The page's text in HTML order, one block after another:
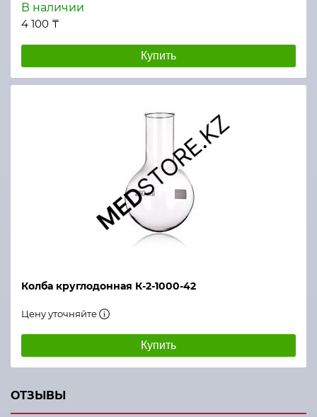
В наличии
4 100 ₸
Купить
Колба круглодонная К-2-1000-42
Цену уточняйте
Купить
ОТЗЫВЫ